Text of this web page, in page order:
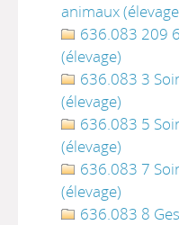
animaux
636.083 209
(élevage)
636.083 3
(élevage)
636.083 5
(élevage)
636.083 7
(élevage)
636.083 8